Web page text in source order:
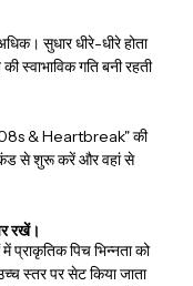
सुधार धीरे-धीरे होता
स्वाभाविक गति बनी रहती
& Heartbreak" की
से शुरू करें और वहां से
रखें।
प्राकृतिक पिच भिन्नता को
स्तर पर सेट किया जाता